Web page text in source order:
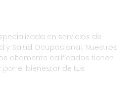
en servicios de
y Salud Ocupacional. Nuestros
altamente calificados tienen
el bienestar de tus